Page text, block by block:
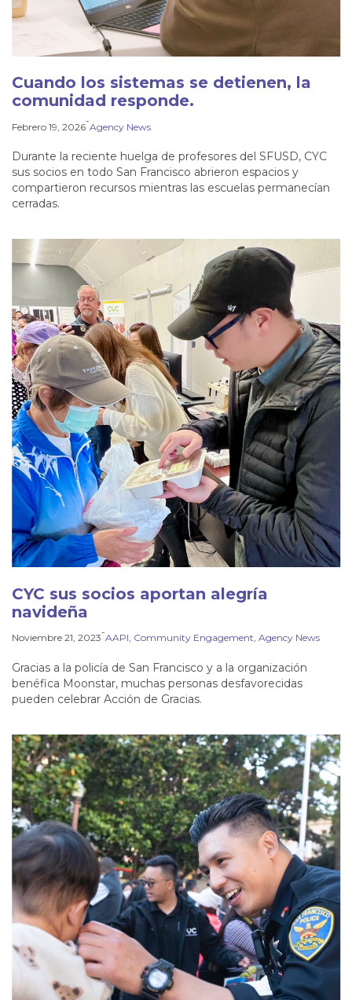
Cuando los sistemas se detienen, la
comunidad responde.
Febrero 19, 2026-Agency News
Durante la reciente huelga de profesores del SFUSD, CYC
sus socios en todo San Francisco abrieron espacios y
compartieron recursos mientras las escuelas permanecían
cerradas.
CYC sus socios aportan alegría
navideña
Noviembre 21, 2023-AAPI, Community Engagement, Agency News
Gracias a la policía de San Francisco y a la organización
benéfica Moonstar, muchas personas desfavorecidas
pueden celebrar Acción de Gracias.